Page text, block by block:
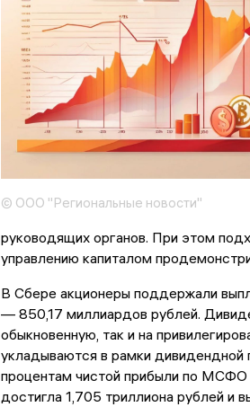
© ООО "Региональные новости"
руководящих органов. При этом
управлению капиталом
В Сбере акционеры поддержали
— 850,17 миллиардов рублей.
обыкновенную, так и на
укладываются в рамки дивидендной
процентам чистой прибыли по МСФО
достигла 1,705 триллиона рублей и